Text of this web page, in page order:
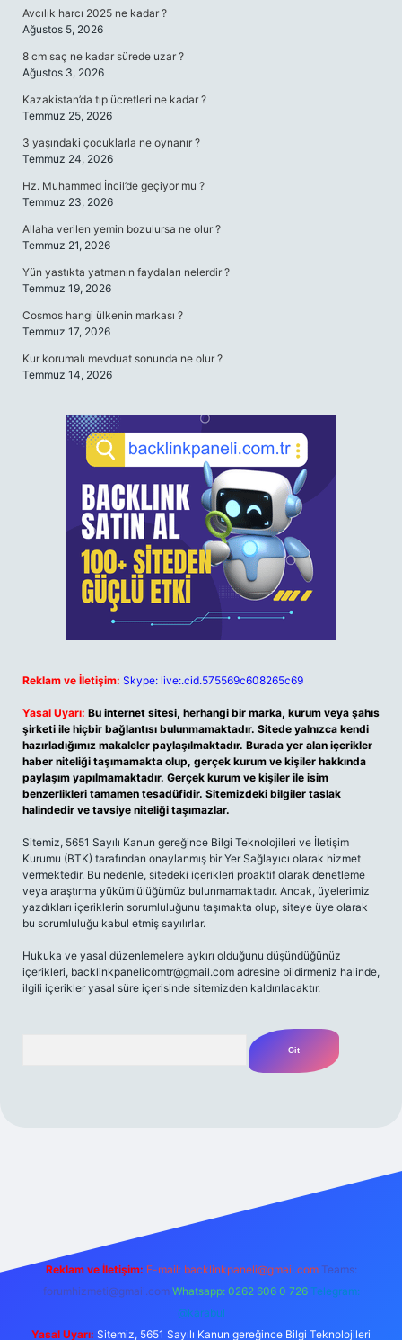
Avcılık harcı 2025 ne kadar ?
Ağustos 5, 2026
8 cm saç ne kadar sürede uzar ?
Ağustos 3, 2026
Kazakistan’da tıp ücretleri ne kadar ?
Temmuz 25, 2026
3 yaşındaki çocuklarla ne oynanır ?
Temmuz 24, 2026
Hz. Muhammed İncil’de geçiyor mu ?
Temmuz 23, 2026
Allaha verilen yemin bozulursa ne olur ?
Temmuz 21, 2026
Yün yastıkta yatmanın faydaları nelerdir ?
Temmuz 19, 2026
Cosmos hangi ülkenin markası ?
Temmuz 17, 2026
Kur korumalı mevduat sonunda ne olur ?
Temmuz 14, 2026
Reklam ve İletişim: Skype: live:.cid.575569c608265c69
Yasal Uyarı: Bu internet sitesi, herhangi bir marka, kurum veya şahıs
şirketi ile hiçbir bağlantısı bulunmamaktadır. Sitede yalnızca kendi
hazırladığımız makaleler paylaşılmaktadır. Burada yer alan içerikler
haber niteliği taşımamakta olup, gerçek kurum ve kişiler hakkında
paylaşım yapılmamaktadır. Gerçek kurum ve kişiler ile isim
benzerlikleri tamamen tesadüfidir. Sitemizdeki bilgiler taslak
halindedir ve tavsiye niteliği taşımazlar.
Sitemiz, 5651 Sayılı Kanun gereğince Bilgi Teknolojileri ve İletişim
Kurumu (BTK) tarafından onaylanmış bir Yer Sağlayıcı olarak hizmet
vermektedir. Bu nedenle, sitedeki içerikleri proaktif olarak denetleme
veya araştırma yükümlülüğümüz bulunmamaktadır. Ancak, üyelerimiz
yazdıkları içeriklerin sorumluluğunu taşımakta olup, siteye üye olarak
bu sorumluluğu kabul etmiş sayılırlar.
Hukuka ve yasal düzenlemelere aykırı olduğunu düşündüğünüz
içerikleri, backlinkpanelicomtr@gmail.com adresine bildirmeniz halinde,
ilgili içerikler yasal süre içerisinde sitemizden kaldırılacaktır.
Reklam ve İletişim: E-mail: backlinkpaneli@gmail.com Teams:
forumhizmeti@gmail.com Whatsapp: 0262 606 0 726 Telegram:
@karabul
Yasal Uyarı: Sitemiz, 5651 Sayılı Kanun gereğince Bilgi Teknolojileri